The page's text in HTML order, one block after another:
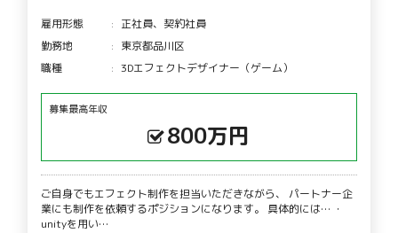
雇用形態
正社員、契約社員
勤務地
東京都品川区
職種
3Dエフェクトデザイナー（ゲーム）
募集最高年収
800万円
ご自身でもエフェクト制作を担当いただきながら、 パートナー企
業にも制作を依頼するポジションになります。 具体的には… ・
unityを用い…